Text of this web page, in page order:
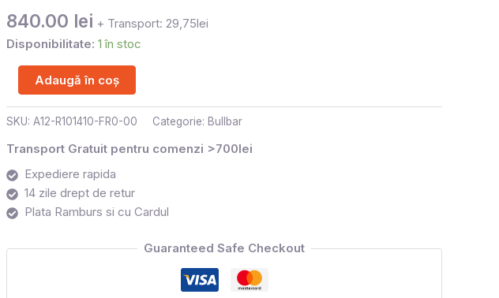
840.00 lei + Transport: 29,75lei
Disponibilitate: 1 în stoc
AT10
Adaugă în coș
SKU: A12-R101410-FR0-00 Categorie: Bullbar
Transport Gratuit pentru comenzi >700lei
Expediere rapida
14 zile drept de retur
Plata Ramburs si cu Cardul
Guaranteed Safe Checkout